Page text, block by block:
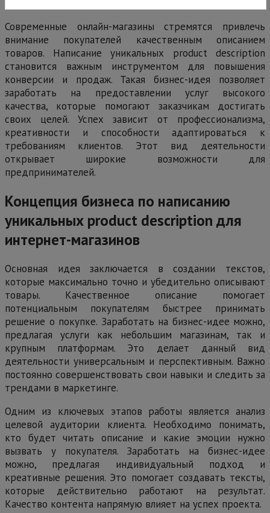
Современные онлайн-магазины стремятся привлечь
внимание покупателей качественным описанием
товаров. Написание уникальных product description
становится важным инструментом для повышения
конверсии и продаж. Такая бизнес-идея позволяет
заработать на предоставлении услуг высокого
качества, которые помогают заказчикам достигать
своих целей. Успех зависит от профессионализма,
креативности и способности адаптироваться к
требованиям клиентов. Этот вид деятельности
открывает широкие возможности для
предпринимателей.
Концепция бизнеса по написанию
уникальных product description для
интернет-магазинов
Основная идея заключается в создании текстов,
которые максимально точно и убедительно описывают
товары. Качественное описание помогает
потенциальным покупателям быстрее принимать
решение о покупке. Заработать на бизнес-идее можно,
предлагая услуги как небольшим магазинам, так и
крупным платформам. Это делает данный вид
деятельности универсальным и перспективным. Важно
постоянно совершенствовать свои навыки и следить за
трендами в маркетинге.
Одним из ключевых этапов работы является анализ
целевой аудитории клиента. Необходимо понимать,
кто будет читать описание и какие эмоции нужно
вызвать у покупателя. Заработать на бизнес-идее
можно, предлагая индивидуальный подход и
креативные решения. Это помогает создавать тексты,
которые действительно работают на результат.
Качество контента напрямую влияет на успех проекта.